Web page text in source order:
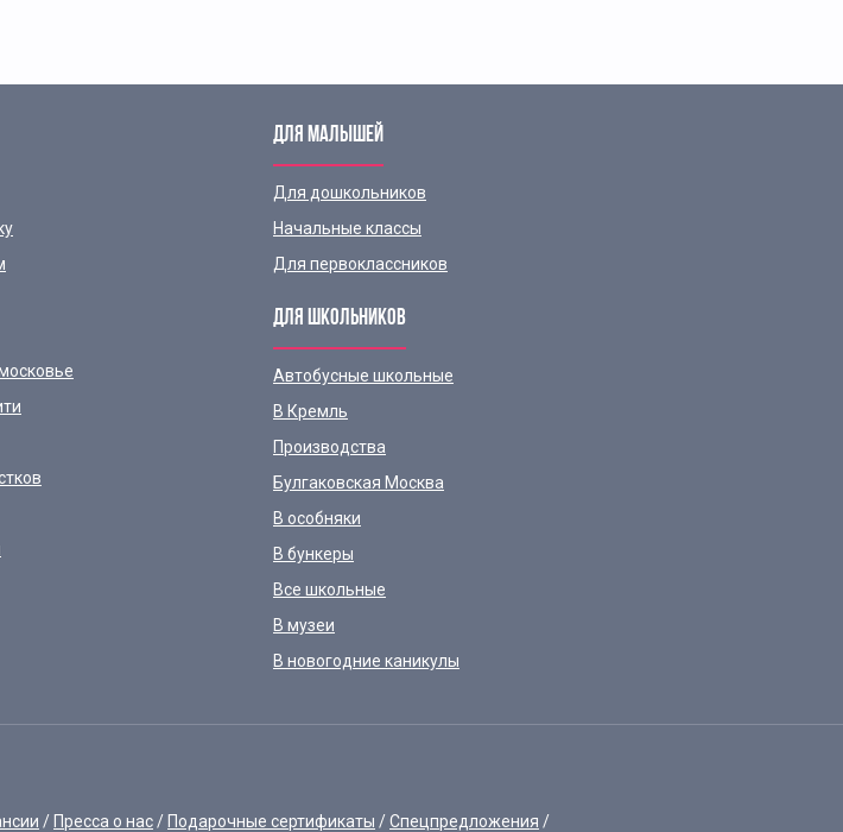
ДЛЯ МАЛЫШЕЙ
Для дошкольников
Начальные классы
Для первоклассников
ДЛЯ ШКОЛЬНИКОВ
Автобусные школьные
В Кремль
Производства
Булгаковская Москва
В особняки
В бункеры
Все школьные
В музеи
В новогодние каникулы
Пресса о нас Подарочные сертификаты
Спецпредложения